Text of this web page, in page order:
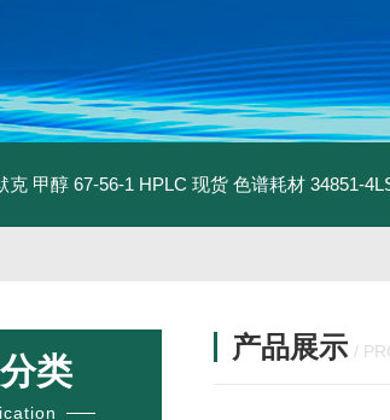
克 甲醇 67-56-1 HPLC 现货 色谱耗材 34851-
类
产品展示 /